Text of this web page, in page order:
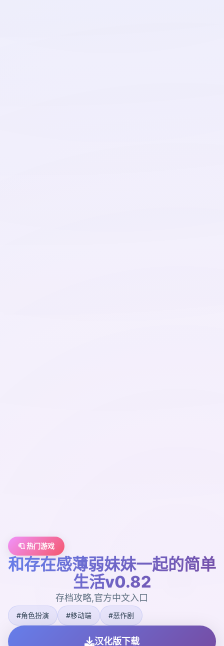
🧻 热门游戏
和存在感薄弱妹妹一起的简单
生活v0.82
存档攻略,官方中文入口
#角色扮演 #移动端 #恶作剧
汉化版下载